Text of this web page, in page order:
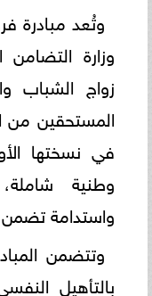
وتُعد مبادرة
وزارة
زواج الشباب
المستحقين من
في نسختها
وطنية
واستدامة تضمن
وتتضمن
بالتأهيل